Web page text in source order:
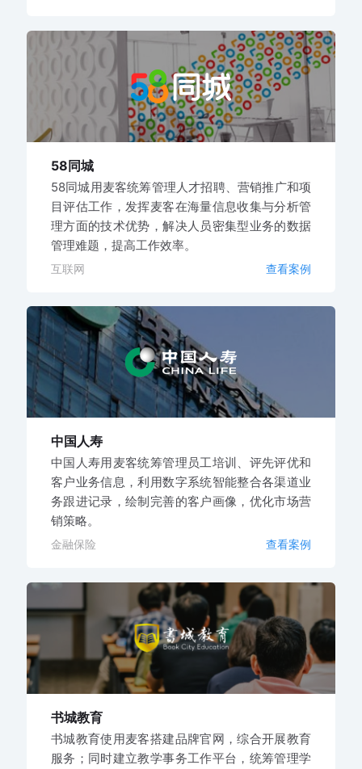
58同城
58同城用麦客统筹管理人才招聘、营销推广和项
目评估工作，发挥麦客在海量信息收集与分析管
理方面的技术优势，解决人员密集型业务的数据
管理难题，提高工作效率。
互联网 查看案例
中国人寿
中国人寿用麦客统筹管理员工培训、评先评优和
客户业务信息，利用数字系统智能整合各渠道业
务跟进记录，绘制完善的客户画像，优化市场营
销策略。
金融保险 查看案例
书城教育
书城教育使用麦客搭建品牌官网，综合开展教育
服务；同时建立教学事务工作平台，统筹管理学